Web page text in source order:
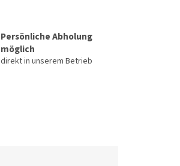
Persönliche Abholung
möglich
direkt in unserem Betrieb